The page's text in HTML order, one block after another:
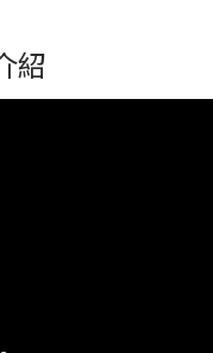
紹